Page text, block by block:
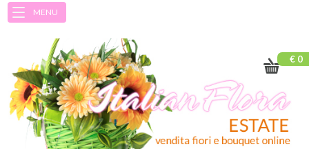
MENU
€ 0